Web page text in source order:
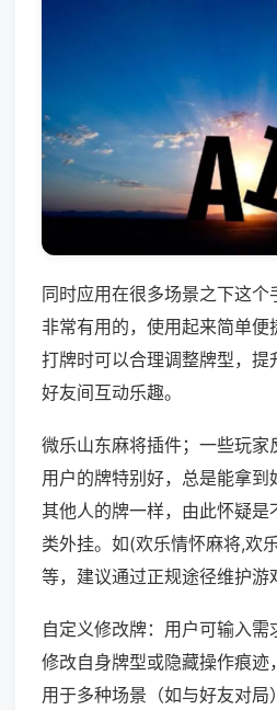
同时应用在很多场景之下这
非常有用的，使用起来简单
打牌时可以合理调整牌型，提
好友间互动乐趣。
微乐山东麻将插件；一些玩家
用户的牌特别好，总是能拿到
其他人的牌一样，由此怀疑是
类外挂。如(欢乐情怀麻将,欢
等，建议通过正规途径维护游
自定义修改牌：用户可输入需
修改自身牌型或隐藏操作痕迹
用于多种场景（如与好友对